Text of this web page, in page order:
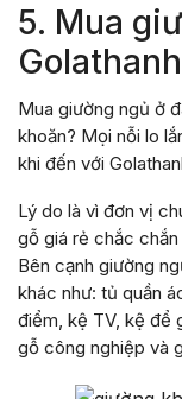
5. Mua
Mua giường ngủ ở
khoăn? Mọi nỗi lo
khi đến với
Lý do là vì đơn vị
gỗ giá rẻ chắc
Bên cạnh giường
khác như: tủ quần
điểm, kệ TV, kệ để
gỗ công nghiệp và